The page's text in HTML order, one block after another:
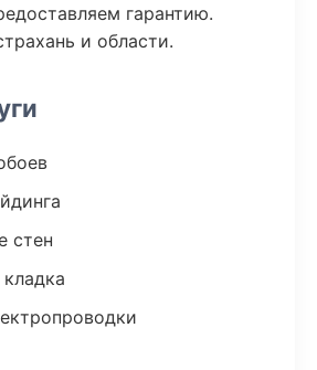
гарантию.
и области.
стен